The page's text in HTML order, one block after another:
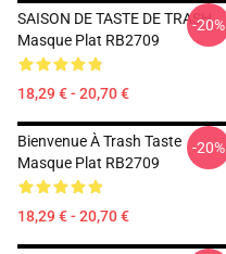
SAISON DE TASTE DE TRASH
Masque Plat RB2709
18,29 € - 20,70 €
-20%
Bienvenue À Trash Taste
Masque Plat RB2709
18,29 € - 20,70 €
-20%